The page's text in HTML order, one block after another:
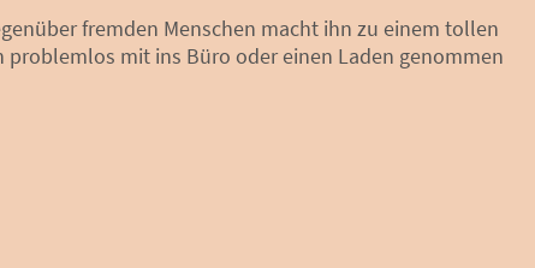
fremden Menschen macht ihn zu einem tollen
problemlos mit ins Büro oder einen Laden genommen